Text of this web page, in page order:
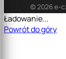
© 2026 e-
Ładowanie...
Powrót do góry